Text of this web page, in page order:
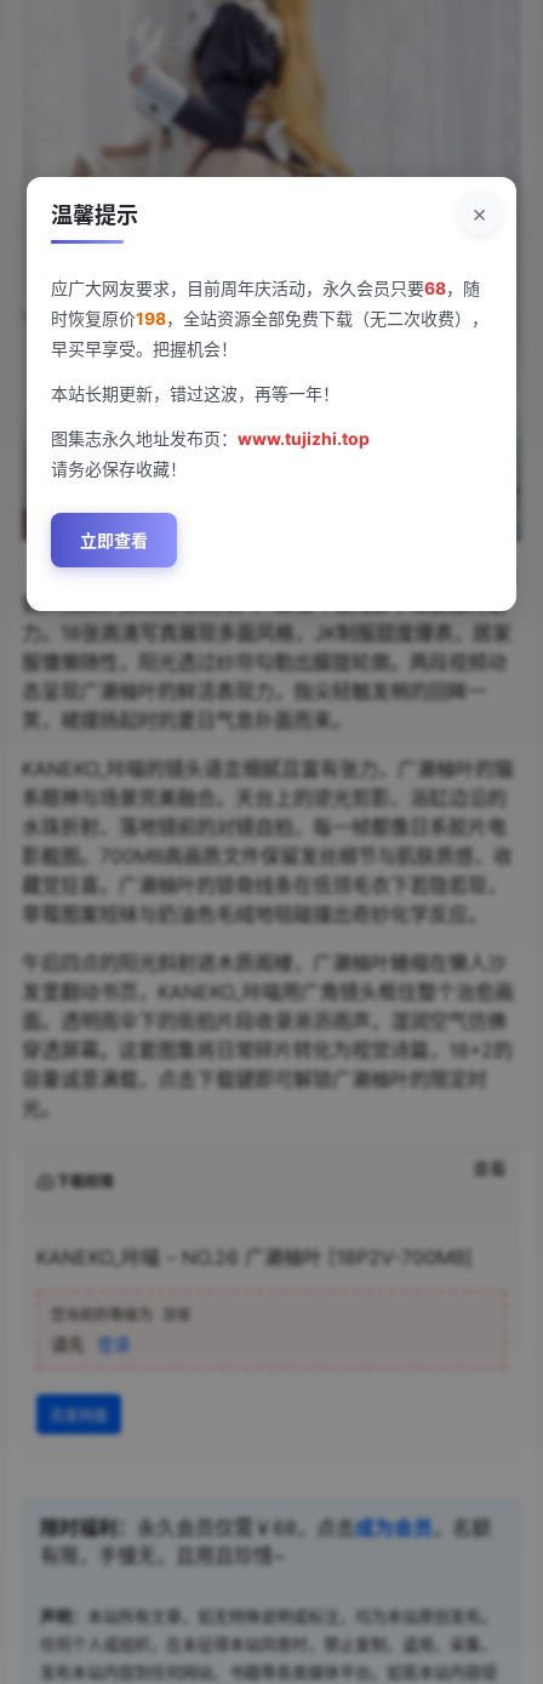
《KANEKO_咔喵 – NO.26 广濑柚叶 [18P2V-700MB]》用
镜头捕捉少女的灵动瞬间，广濑柚叶在光影中绽放独特魅
力。18张高清写真展现多面风格，JK制服甜度爆表，居家
服慵懒随性，阳光透过纱帘勾勒出朦胧轮廓。两段视频动
态呈现广濑柚叶的鲜活表现力，指尖轻触发梢的回眸一
笑，裙摆扬起时的夏日气息扑面而来。
KANEKO_咔喵的镜头语言细腻且富有张力，广濑柚叶的猫
系眼神与场景完美融合。天台上的逆光剪影、浴缸边沿的
水珠折射、落地镜前的对镜自拍，每一帧都像日系胶片电
影截图。700MB高画质文件保留发丝细节与肌肤质感，收
藏党狂喜。广濑柚叶的锁骨线条在低领毛衣下若隐若现，
草莓图案短袜与奶油色毛绒地毯碰撞出奇妙化学反应。
午后四点的阳光斜射进木质阁楼，广濑柚叶蜷缩在懒人沙
发里翻动书页，KANEKO_咔喵用广角镜头框住整个治愈画
面。透明雨伞下的街拍片段收录淅沥雨声，湿润空气仿佛
穿透屏幕。这套图集将日常碎片转化为视觉诗篇，18+2的
容量诚意满载，点击下载键即可解锁广濑柚叶的限定时
光。
下载权限
查看
KANEKO_咔喵 – NO.26 广濑柚叶 [18P2V-700MB]
请先 登录
限时福利： 永久会员仅需￥68，点击成为会员 ，名额
有限，手慢无，且用且珍惜~
声明：
本站所有文章，如无特殊说明或标注，均为本站原创发布。
任何个人或组织，在未征得本站同意时，禁止复制、盗用、采集、
发布本站内容到任何网站、书籍等各类媒体平台。如若本站内容侵
×
温馨提示
应广大网友要求，目前周年庆活动，永久会员只要68，随
时恢复原价198，全站资源全部免费下载（无二次收费），
早买早享受。把握机会！
本站长期更新，错过这波，再等一年！
图集志永久地址发布页：www.tujizhi.top
请务必保存收藏！
立即查看